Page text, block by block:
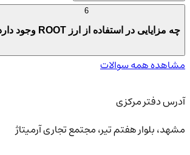
چه مزایایی در استفاده از ارز ROOT وجود دارد؟
مشاهده همه سوالات
آدرس دفتر مرکزی
مشهد، بلوار هفتم تیر، مجتمع تجاری آرمیتاژ